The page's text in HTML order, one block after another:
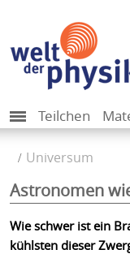
Teilchen
Universum
Astronomen
Wie schwer ist ein
kühlsten dieser